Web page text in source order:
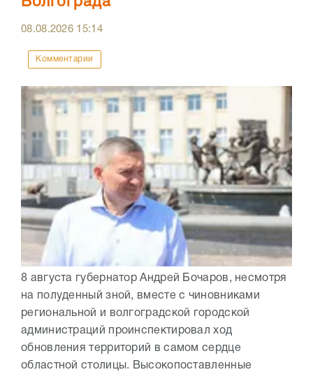
08.08.2026 15:14
Комментарии
8 августа губернатор Андрей Бочаров, несмотря
на полуденный зной, вместе с чиновниками
региональной и волгоградской городской
администраций проинспектировал ход
обновления территорий в самом сердце
областной столицы. Высокопоставленные